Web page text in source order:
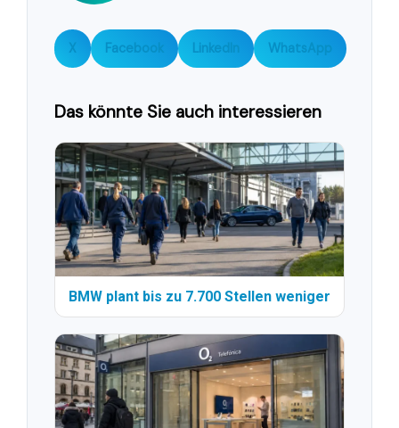
X Facebook LinkedIn WhatsApp
Das könnte Sie auch interessieren
BMW plant bis zu 7.700 Stellen weniger